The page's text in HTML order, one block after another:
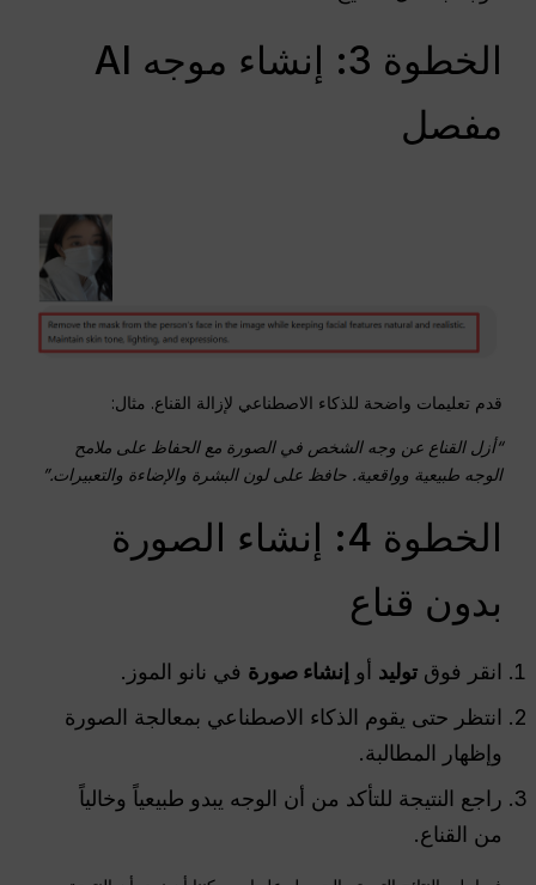
الخطوة 3: إنشاء موجه AI
مفصل
قدم تعليمات واضحة للذكاء الاصطناعي لإزالة القناع. مثال:
“أزل القناع عن وجه الشخص في الصورة مع الحفاظ على ملامح
الوجه طبيعية وواقعية. حافظ على لون البشرة والإضاءة والتعبيرات.”
الخطوة 4: إنشاء الصورة
بدون قناع
انقر فوقتوليد أو إنشاء صورة في نانو الموز.
انتظر حتى يقوم الذكاء الاصطناعي بمعالجة الصورة
وإظهار المطالبة.
راجع النتيجة للتأكد من أن الوجه يبدو طبيعياً وخالياً
من القناع.